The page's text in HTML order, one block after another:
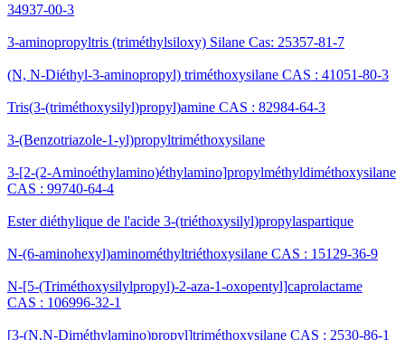
34937-00-3
3-aminopropyltris (triméthylsiloxy) Silane Cas: 25357-81-7
(N, N-Diéthyl-3-aminopropyl) triméthoxysilane CAS : 41051-80-3
Tris(3-(triméthoxysilyl)propyl)amine CAS : 82984-64-3
3-(Benzotriazole-1-yl)propyltriméthoxysilane
3-[2-(2-Aminoéthylamino)éthylamino]propylméthyldiméthoxysilane
CAS : 99740-64-4
Ester diéthylique de l'acide 3-(triéthoxysilyl)propylaspartique
N-(6-aminohexyl)aminométhyltriéthoxysilane CAS : 15129-36-9
N-[5-(Triméthoxysilylpropyl)-2-aza-1-oxopentyl]caprolactame
CAS : 106996-32-1
[3-(N,N-Diméthylamino)propyl]triméthoxysilane CAS : 2530-86-1